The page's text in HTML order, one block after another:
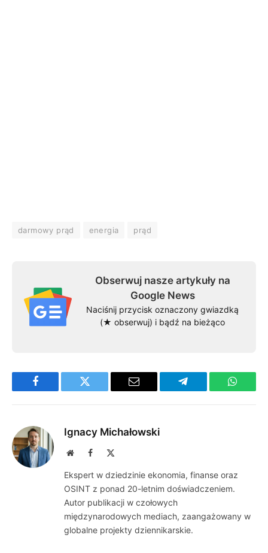
darmowy prąd energia prąd
Obserwuj nasze artykuły na
Google News
Naciśnij przycisk oznaczony gwiazdką
(★ obserwuj) i bądź na bieżąco
Facebook Twitter Email Telegram
Ignacy Michałowski
WebsiteFacebook
Ekspert w dziedzinie ekonomia, finanse oraz
OSINT z ponad 20-letnim doświadczeniem.
Autor publikacji w czołowych
międzynarodowych mediach, zaangażowany w
globalne projekty dziennikarskie.